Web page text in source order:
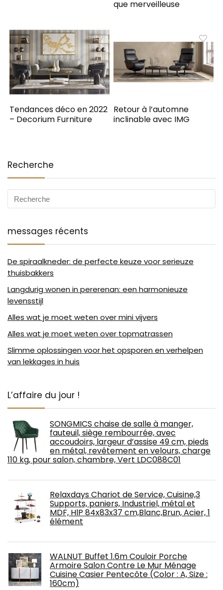
que merveilleuse
Tendances déco en 2022
– Decorium Furniture
Retour à l’automne
inclinable avec IMG
Recherche
messages récents
De spiraalkneder: de perfecte keuze voor serieuze
thuisbakkers
Langdurig wonen in pererenan: een harmonieuze
levensstijl
Alles wat je moet weten over mini vijvers
Alles wat je moet weten over topmatrassen
Slimme oplossingen voor het opsporen en verhelpen
van lekkages in huis
L’affaire du jour !
SONGMICS chaise de salle à manger,
fauteuil, siège rembourrée, avec
accoudoirs, largeur d’assise 49 cm, pieds
en métal, revêtement en velours, charge
110 kg, pour salon, chambre, Vert LDC088C01
Relaxdays Chariot de Service, Cuisine,3
Supports, paniers, Industriel, métal et
MDF, HlP 84x83x37 cm,Blanc,Brun, Acier, 1
élément
WALNUT Buffet 1.6m Couloir Porche
Armoire Salon Contre Le Mur Ménage
Cuisine Casier Pentecôte (Color : A, Size :
160cm)